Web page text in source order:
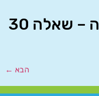
שאלה 30
הבא ←